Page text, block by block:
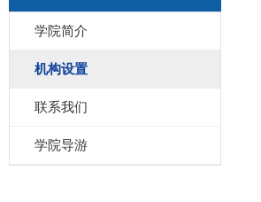
学院简介
机构设置
联系我们
学院导游